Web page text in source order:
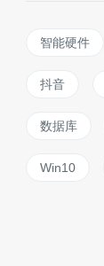
智能硬件
抖音
数据库
Win10